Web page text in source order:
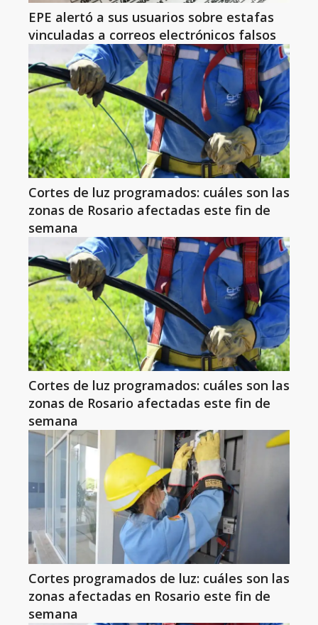
EPE alertó a sus usuarios sobre estafas
vinculadas a correos electrónicos falsos
Cortes de luz programados: cuáles son las
zonas de Rosario afectadas este fin de
semana
Cortes de luz programados: cuáles son las
zonas de Rosario afectadas este fin de
semana
Cortes programados de luz: cuáles son las
zonas afectadas en Rosario este fin de
semana